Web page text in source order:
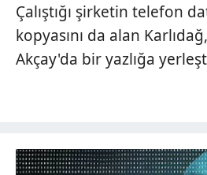
Çalıştığı şirketin telefon
kopyasını da alan Karlıdağ,
Akçay'da bir yazlığa